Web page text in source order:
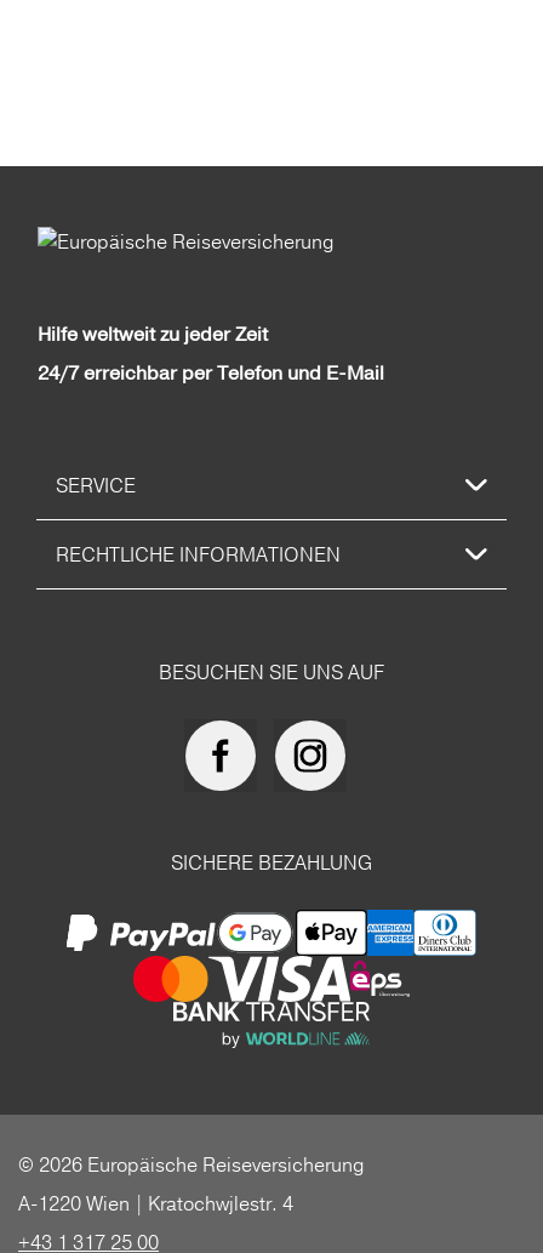
Hilfe weltweit zu jeder Zeit
24/7 erreichbar per Telefon und E-Mail
SERVICE
RECHTLICHE INFORMATIONEN
BESUCHEN SIE UNS AUF
SICHERE BEZAHLUNG
© 2026 Europäische Reiseversicherung
A-1220 Wien | Kratochwjlestr. 4
+43 1 317 25 00